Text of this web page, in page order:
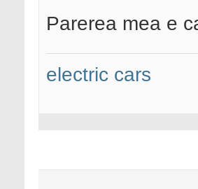
?>
Parerea mea e
electric cars